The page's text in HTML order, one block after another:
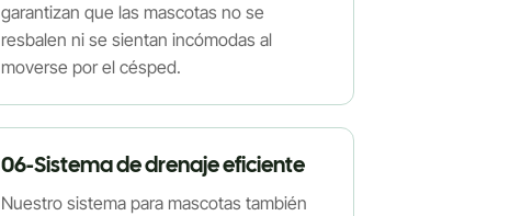
garantizan que las mascotas no se
resbalen ni se sientan incómodas al
moverse por el césped.
06-Sistema de drenaje eficiente
Nuestro sistema para mascotas también